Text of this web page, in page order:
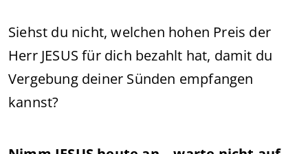
Siehst du nicht, welchen hohen Preis der
Herr JESUS für dich bezahlt hat, damit du
Vergebung deiner Sünden empfangen
kannst?